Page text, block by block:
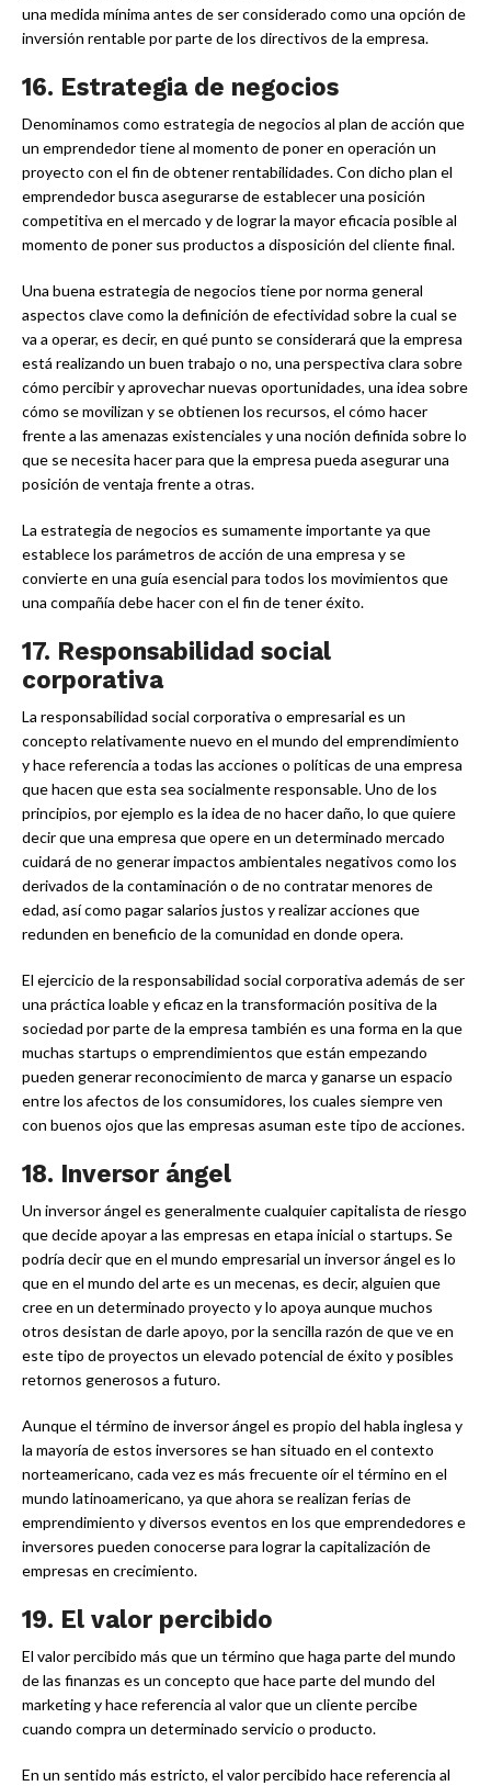
una medida mínima antes de ser considerado como una opción de
inversión rentable por parte de los directivos de la empresa.
16. Estrategia de negocios
Denominamos como estrategia de negocios al plan de acción que
un emprendedor tiene al momento de poner en operación un
proyecto con el fin de obtener rentabilidades. Con dicho plan el
emprendedor busca asegurarse de establecer una posición
competitiva en el mercado y de lograr la mayor eficacia posible al
momento de poner sus productos a disposición del cliente final.
Una buena estrategia de negocios tiene por norma general
aspectos clave como la definición de efectividad sobre la cual se
va a operar, es decir, en qué punto se considerará que la empresa
está realizando un buen trabajo o no, una perspectiva clara sobre
cómo percibir y aprovechar nuevas oportunidades, una idea sobre
cómo se movilizan y se obtienen los recursos, el cómo hacer
frente a las amenazas existenciales y una noción definida sobre lo
que se necesita hacer para que la empresa pueda asegurar una
posición de ventaja frente a otras.
La estrategia de negocios es sumamente importante ya que
establece los parámetros de acción de una empresa y se
convierte en una guía esencial para todos los movimientos que
una compañía debe hacer con el fin de tener éxito.
17. Responsabilidad social
corporativa
La responsabilidad social corporativa o empresarial es un
concepto relativamente nuevo en el mundo del emprendimiento
y hace referencia a todas las acciones o políticas de una empresa
que hacen que esta sea socialmente responsable. Uno de los
principios, por ejemplo es la idea de no hacer daño, lo que quiere
decir que una empresa que opere en un determinado mercado
cuidará de no generar impactos ambientales negativos como los
derivados de la contaminación o de no contratar menores de
edad, así como pagar salarios justos y realizar acciones que
redunden en beneficio de la comunidad en donde opera.
El ejercicio de la responsabilidad social corporativa además de ser
una práctica loable y eficaz en la transformación positiva de la
sociedad por parte de la empresa también es una forma en la que
muchas startups o emprendimientos que están empezando
pueden generar reconocimiento de marca y ganarse un espacio
entre los afectos de los consumidores, los cuales siempre ven
con buenos ojos que las empresas asuman este tipo de acciones.
18. Inversor ángel
Un inversor ángel es generalmente cualquier capitalista de riesgo
que decide apoyar a las empresas en etapa inicial o startups. Se
podría decir que en el mundo empresarial un inversor ángel es lo
que en el mundo del arte es un mecenas, es decir, alguien que
cree en un determinado proyecto y lo apoya aunque muchos
otros desistan de darle apoyo, por la sencilla razón de que ve en
este tipo de proyectos un elevado potencial de éxito y posibles
retornos generosos a futuro.
Aunque el término de inversor ángel es propio del habla inglesa y
la mayoría de estos inversores se han situado en el contexto
norteamericano, cada vez es más frecuente oír el término en el
mundo latinoamericano, ya que ahora se realizan ferias de
emprendimiento y diversos eventos en los que emprendedores e
inversores pueden conocerse para lograr la capitalización de
empresas en crecimiento.
19. El valor percibido
El valor percibido más que un término que haga parte del mundo
de las finanzas es un concepto que hace parte del mundo del
marketing y hace referencia al valor que un cliente percibe
cuando compra un determinado servicio o producto.
En un sentido más estricto, el valor percibido hace referencia al